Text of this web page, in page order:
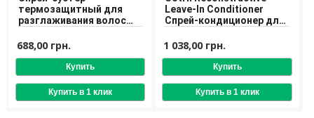
термозащитный для
разглаживания волос
Edition Iron Booster 250
688,00 грн.
Leave-In Conditioner
Спрей-кондиционер для
1 038,00 грн.